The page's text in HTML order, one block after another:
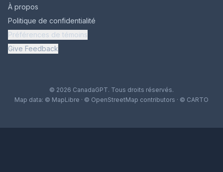
À propos
Politique de confidentialité
Préférences de témoins
Give Feedback
© 2026 CanadaGPT. Tous droits réservés.
Map data: © MapLibre · © OpenStreetMap contributors · © CARTO